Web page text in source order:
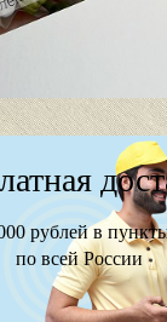
рублей в
по всей России